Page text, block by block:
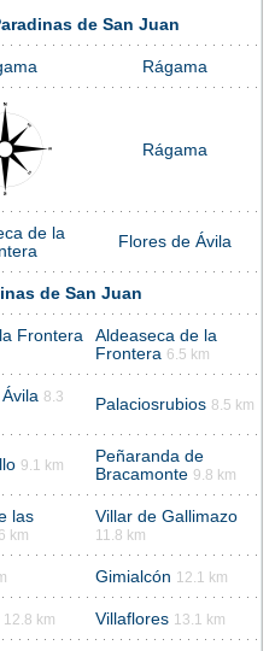
de San Juan
Rágama
Rágama
de la
Flores de Ávila
de San Juan
Frontera
Aldeaseca de la
Frontera 6.5 km
8.3
Palaciosrubios 8.5 km
9.1 km
Peñaranda de
Bracamonte 9.8 km
las
km
Villar de Gallimazo
11.8 km
Gimialcón 12.1 km
12.8 km Villaflores 13.1 km